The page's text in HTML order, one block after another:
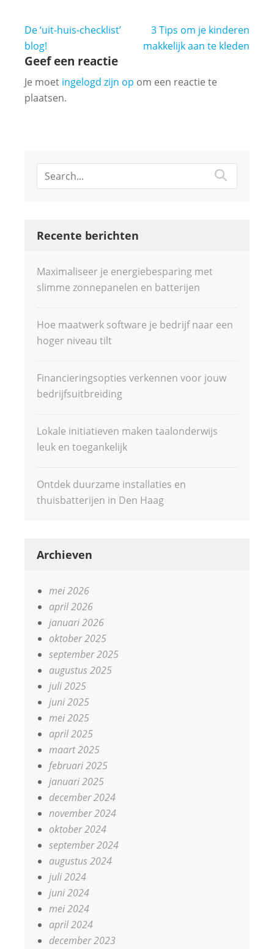
Bericht
navigatie
De ‘uit-huis-checklist’
blog!
3 Tips om je kinderen
makkelijk aan te kleden
Geef een reactie
Je moet ingelogd zijn op om een reactie te
plaatsen.
Recente berichten
Maximaliseer je energiebesparing met
slimme zonnepanelen en batterijen
Hoe maatwerk software je bedrijf naar een
hoger niveau tilt
Financieringsopties verkennen voor jouw
bedrijfsuitbreiding
Lokale initiatieven maken taalonderwijs
leuk en toegankelijk
Ontdek duurzame installaties en
thuisbatterijen in Den Haag
Archieven
mei 2026
april 2026
januari 2026
oktober 2025
september 2025
augustus 2025
juli 2025
juni 2025
mei 2025
april 2025
maart 2025
februari 2025
januari 2025
december 2024
november 2024
oktober 2024
september 2024
augustus 2024
juli 2024
juni 2024
mei 2024
april 2024
december 2023